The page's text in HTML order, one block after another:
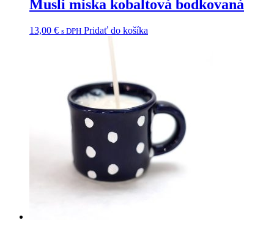
Musli miska kobaltová bodkovaná
13,00 € s DPH Pridať do košíka